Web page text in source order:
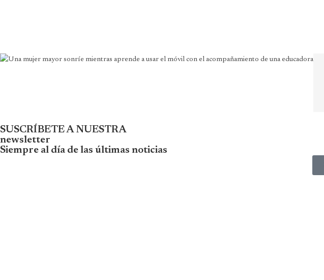
SUSCRÍBETE A NUESTRA
newsletter
Siempre al día de las últimas noticias